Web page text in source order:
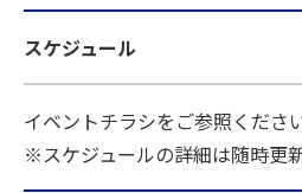
スケジュール
イベントチラシをご参照くださ
※スケジュールの詳細は随時更新